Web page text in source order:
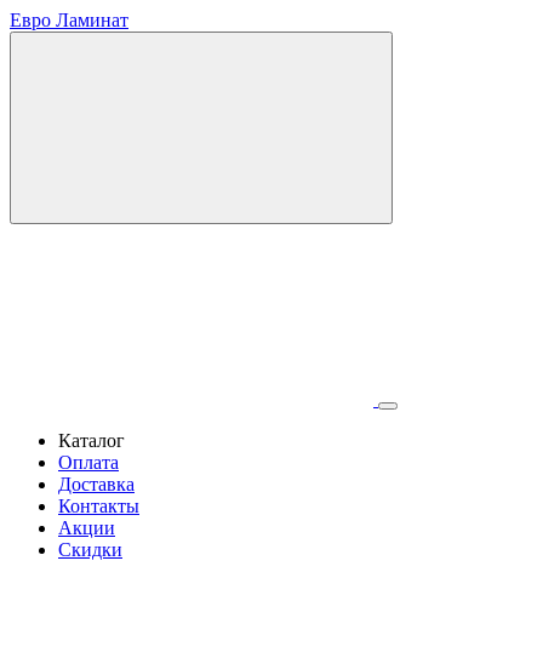
Евро Ламинат
Каталог
Оплата
Доставка
Контакты
Акции
Скидки